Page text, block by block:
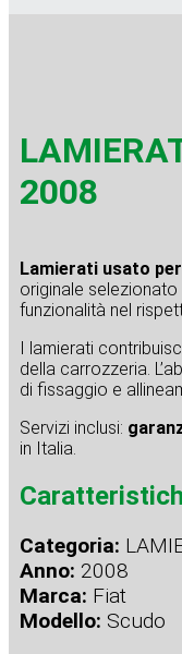
2008
Lamierati usato
originale
funzionalità nel
I lamierati
della carrozzeria.
di fissaggio e
Servizi inclusi:
in Italia.
Categoria:
Anno: 2008
Marca: Fiat
Modello: Scudo